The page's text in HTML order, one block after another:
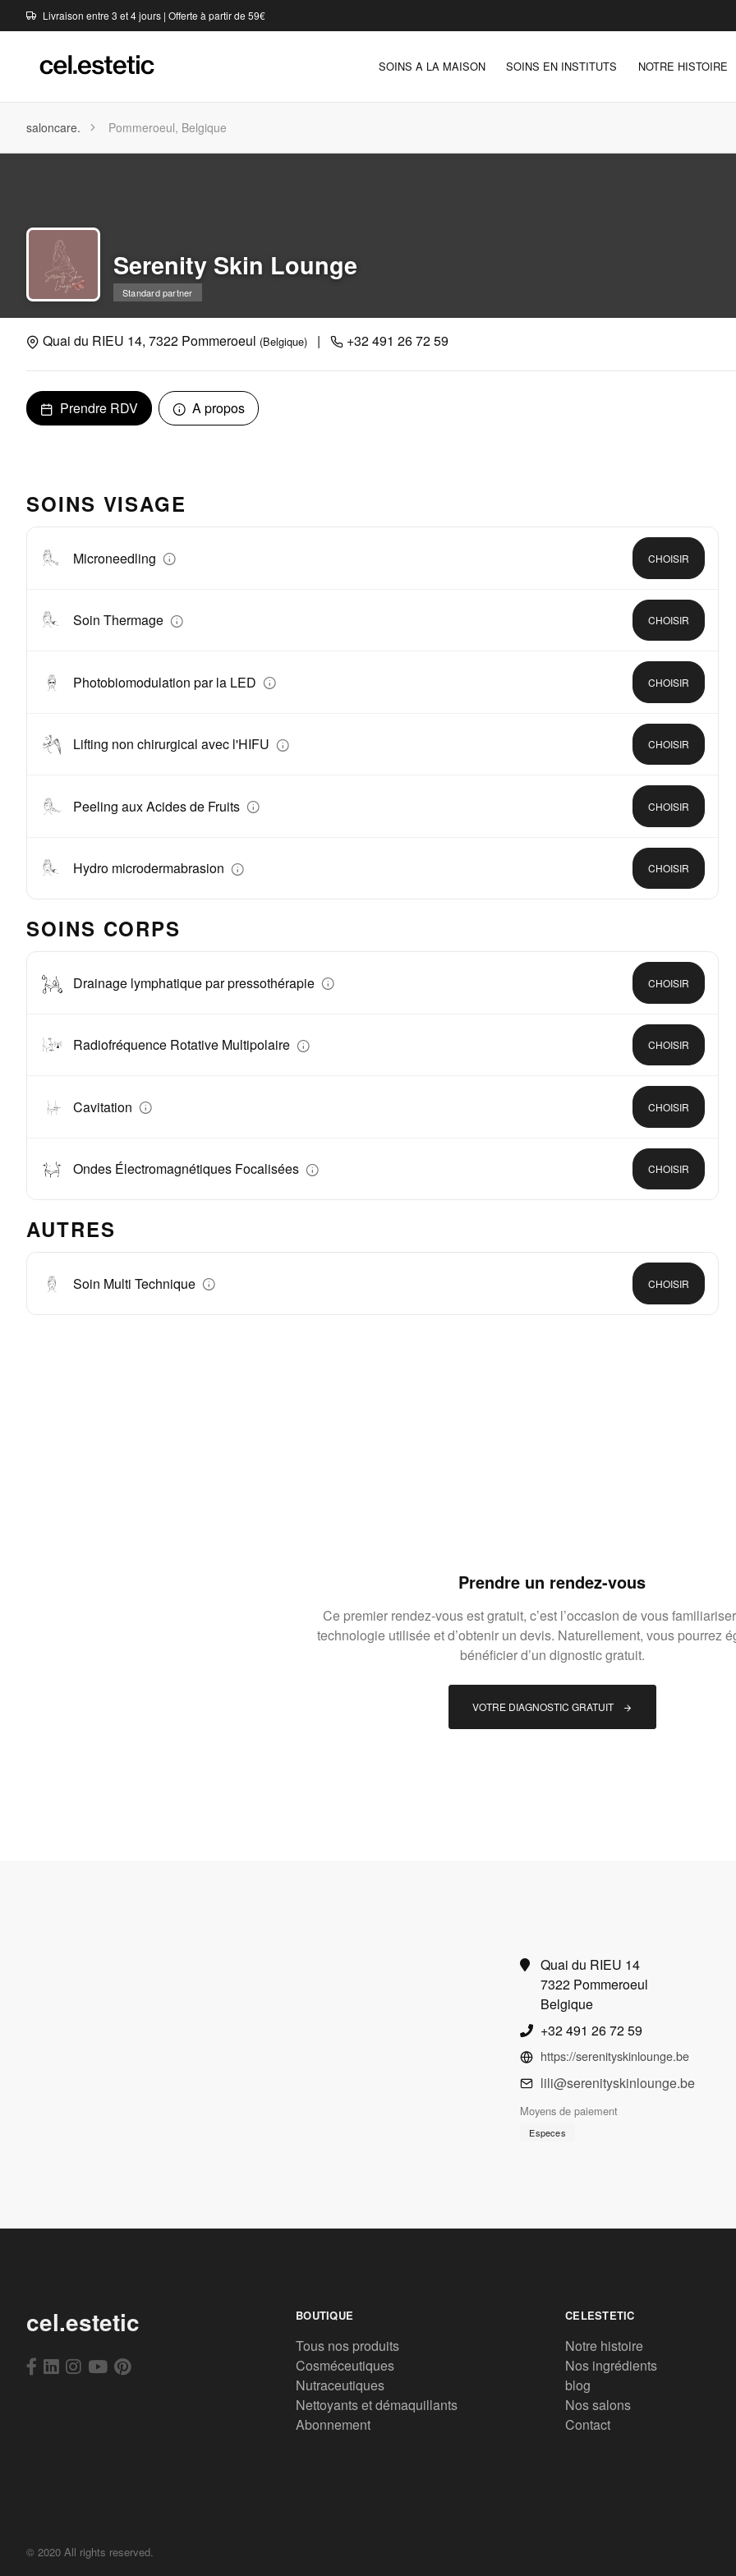
Livraison entre 3 et 4 jours | Offerte à partir de 59€
SOINS A LA MAISON SOINS EN INSTITUTS NOTRE HISTOIRE
saloncare. Pommeroeul, Belgique
Serenity Skin Lounge
Standard partner
Quai du RIEU 14, 7322 Pommeroeul (Belgique) | +32 491 26 72 59
Prendre RDV A propos
SOINS VISAGE
Microneedling CHOISIR
Soin Thermage CHOISIR
Photobiomodulation par la LED CHOISIR
Lifting non chirurgical avec l'HIFU CHOISIR
Peeling aux Acides de Fruits CHOISIR
Hydro microdermabrasion CHOISIR
SOINS CORPS
Drainage lymphatique par pressothérapie CHOISIR
Radiofréquence Rotative Multipolaire CHOISIR
Cavitation CHOISIR
Ondes Électromagnétiques Focalisées CHOISIR
AUTRES
Soin Multi Technique CHOISIR
Prendre un rendez-vous
Ce premier rendez-vous est gratuit, c’est l’occasion de vous
technologie utilisée et d’obtenir un devis. Naturellement, vous pourrez
bénéficier d’un dignostic gratuit.
VOTRE DIAGNOSTIC GRATUIT
Quai du RIEU 14
7322 Pommeroeul
Belgique
+32 491 26 72 59
https://serenityskinlounge.be
lili@serenityskinlounge.be
Moyens de paiement
Especes
cel.estetic BOUTIQUE
Tous nos produits
Cosméceutiques
Nutraceutiques
Nettoyants et démaquillants
Abonnement
CELESTETIC
Notre histoire
Nos ingrédients
blog
Nos salons
Contact
© 2020 All rights reserved.